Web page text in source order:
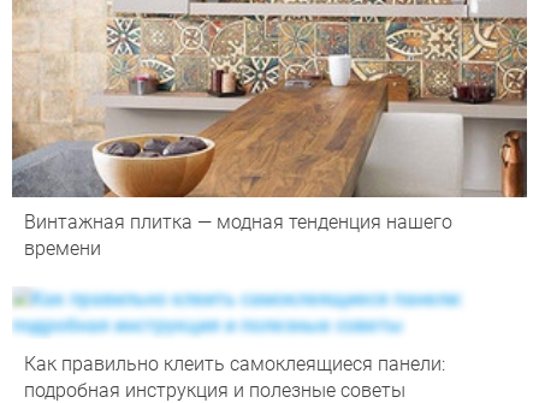
Винтажная плитка — модная тенденция нашего
времени
Как правильно клеить самоклеящиеся панели:
подробная инструкция и полезные советы